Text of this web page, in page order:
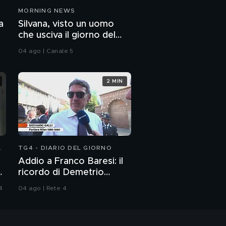
Sebastiano Visintin:
Elisabetta II
La Corona e lo scettro:
da Elisabetta II a Carlo
III
da Londra
Elisabetta II: i misteri
MORNING NEWS
Silvana, visto un uomo
che usciva il giorno del
delitto.
04 ago | Canale 5
TG4 - DIARIO DEL GIORNO
Addio a Franco Baresi: il
ricordo di Demetrio
Albertini, Clarence
04 ago | Rete 4
2 MIN